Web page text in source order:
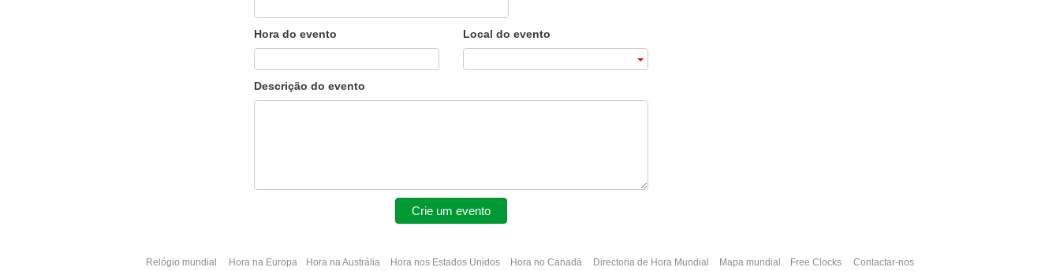
Hora do evento Local do evento
Descrição do evento
Crie um evento
Relógio mundial Hora na Europa Hora na Austrália Hora nos Estados Unidos Hora no Canadá Directoria de Hora Mundial Mapa mundial Free Clocks Contactar-nos